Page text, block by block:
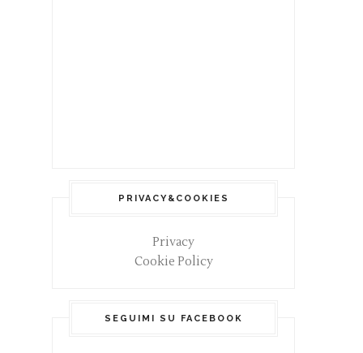
PRIVACY&COOKIES
Privacy
Cookie Policy
SEGUIMI SU FACEBOOK